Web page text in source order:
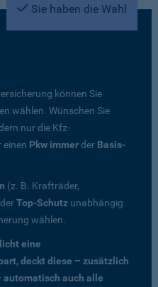
Sie haben die Wahl
können Sie
wählen. Wünschen Sie
nur die Kfz-
Pkw immerder Basis-
(z. B. Krafträder,
Top-Schutz unabhängig
wählen.
eine
deckt diese – zusätzlich
automatisch auch alle